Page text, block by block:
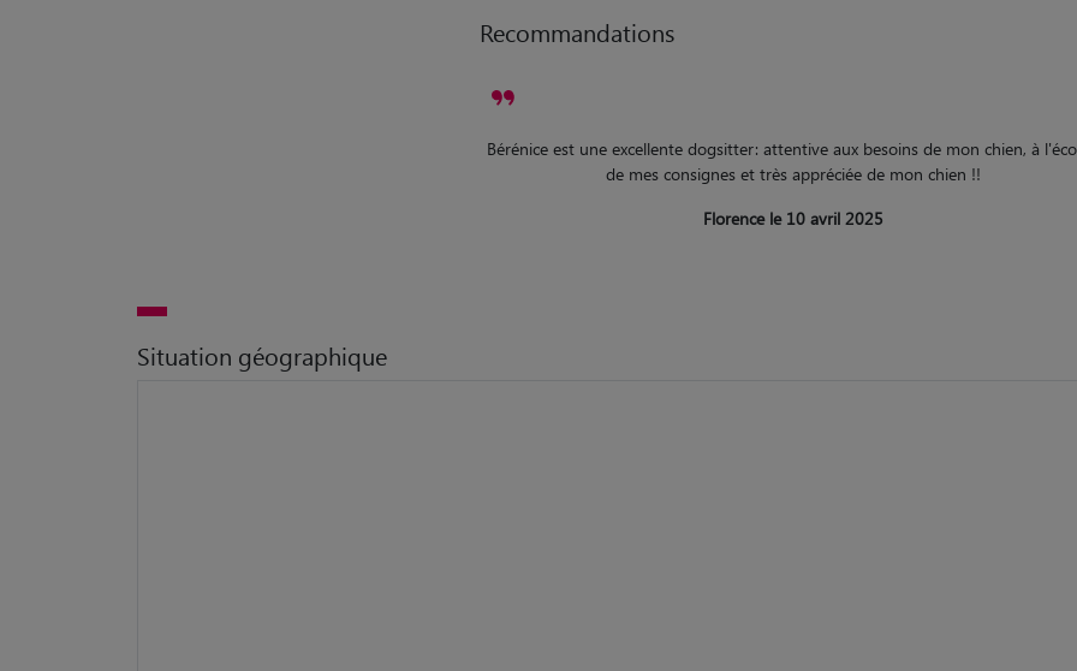
Recommandations
Bérénice est une excellente dogsitter: attentive aux besoins de mon chien, à
de mes consignes et très appréciée de mon chien !!
Florence le 10 avril 2025
Situation géographique